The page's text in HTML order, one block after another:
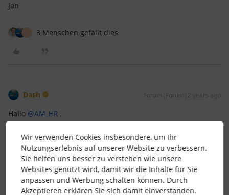
Jan
3 Menschen gefällt dies
Dash Forum|Forum|2 years ago
Hallo @AM_HR ,
wie bei dir.
Dann scheint wirklich was nicht zu stimmen, oder @Core 1
Support Team @Core 2 Support Team?
Beste Grüße
Wir verwenden Cookies insbesondere, um Ihr
Nutzungserlebnis auf unserer Website zu verbessern.
Sie helfen uns besser zu verstehen wie unsere
Websites genutzt wird, damit wir die Inhalte für Sie
anpassen und Werbung schalten können. Durch
Akzeptieren erklären Sie sich damit einverstanden.